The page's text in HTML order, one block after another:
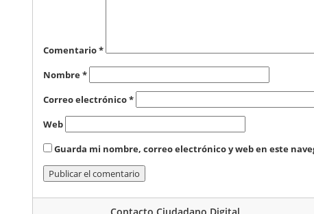
Comentario*
Nombre*
Correo electrónico*
Web
Guarda mi nombre, correo electrónico y web en este